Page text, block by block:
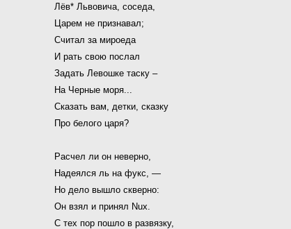
Лёв* Львовича, соседа,
Царем не признавал;
Считал за мироеда
И рать свою послал
Задать Левошке таску –
На Черные моря...
Сказать вам, детки, сказку
Про белого царя?
Расчел ли он неверно,
Надеялся ль на фукс, —
Но дело вышло скверно:
Он взял и принял Nux.
С тех пор пошло в развязку,